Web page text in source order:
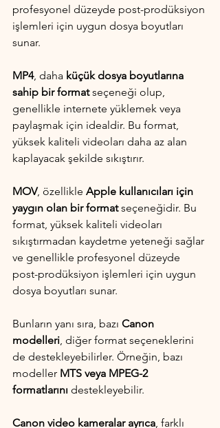
profesyonel düzeyde post-prodüksiyon
işlemleri için uygun dosya boyutları
sunar.
MP4, daha küçük dosya boyutlarına
sahip bir format seçeneği olup,
genellikle internete yüklemek veya
paylaşmak için idealdir. Bu format,
yüksek kaliteli videoları daha az alan
kaplayacak şekilde sıkıştırır.
MOV, özellikle Apple kullanıcıları için
yaygın olan bir format seçeneğidir. Bu
format, yüksek kaliteli videoları
sıkıştırmadan kaydetme yeteneği sağlar
ve genellikle profesyonel düzeyde
post-prodüksiyon işlemleri için uygun
dosya boyutları sunar.
Bunların yanı sıra, bazı Canon
modelleri , diğer format seçeneklerini
de destekleyebilirler. Örneğin, bazı
modeller MTS veya MPEG-2
formatlarını destekleyebilir.
Canon video kameralar ayrıca , farklı